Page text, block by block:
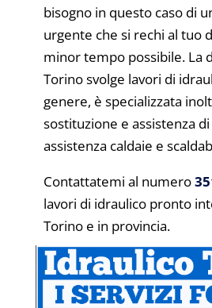
bisogno in questo caso di
urgente che si rechi al tuo
minor tempo possibile. La
Torino svolge lavori di
genere, è specializzata
sostituzione e assistenza
assistenza caldaie e
Contattatemi al numero
lavori di idraulico pronto
Torino e in provincia.